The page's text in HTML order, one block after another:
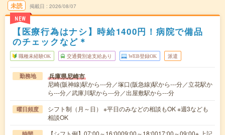
未読
NEW
掲載日 2026/08/07
【医療行為はナシ】時給1400円！病院で備品
のチェックなど＊
職種未経験OK 交通費別途支給あり WEB登録OK 派遣
勤務地 兵庫県尼崎市
尼崎(阪神線)駅から---分／塚口(阪急線)駅から---分／立花駅か
ら---分／武庫川駅から---分／出屋敷駅から---分
曜日頻度
シフト制（月～日） ※平日のみなどの相談もOK ※週3なども
相談OK